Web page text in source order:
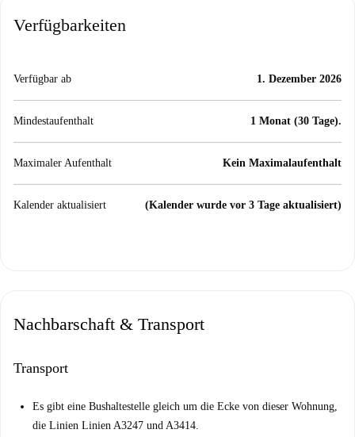
Verfügbarkeiten
Verfügbar ab 1. Dezember 2026
Mindestaufenthalt 1 Monat (30 Tage).
Maximaler Aufenthalt Kein Maximalaufenthalt
Kalender aktualisiert (Kalender wurde vor 3 Tage aktualisiert)
Nachbarschaft & Transport
Transport
Es gibt eine Bushaltestelle gleich um die Ecke von dieser Wohnung,
die Linien Linien A3247 und A3414.